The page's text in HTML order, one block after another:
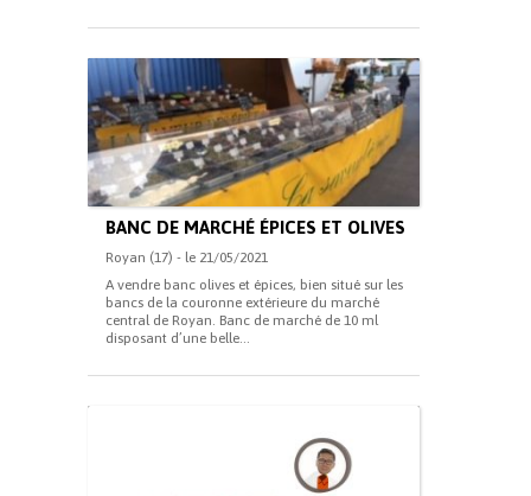
BANC DE MARCHÉ ÉPICES ET OLIVES
Royan (17) - le 21/05/2021
A vendre banc olives et épices, bien situé sur les
bancs de la couronne extérieure du marché
central de Royan. Banc de marché de 10 ml
disposant d’une belle...